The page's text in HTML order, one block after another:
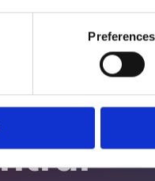
Preferences
da
que possamos abrir